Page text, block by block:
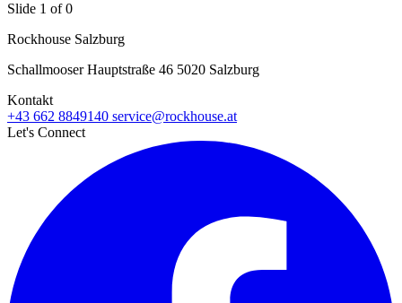
Slide 1 of 0
Rockhouse Salzburg
Schallmooser Hauptstraße 46 5020 Salzburg
Kontakt
+43 662 8849140 service@rockhouse.at
Let's Connect